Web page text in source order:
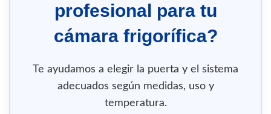
profesional para tu
cámara frigorífica?
Te ayudamos a elegir la puerta y el sistema
adecuados según medidas, uso y
temperatura.